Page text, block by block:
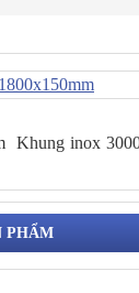
Khung inox
PHẨM